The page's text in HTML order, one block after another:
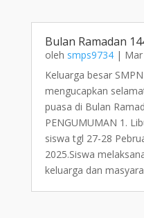
Bulan Ramadan
oleh smps9734|
Keluarga besar
mengucapkan
puasa di Bulan
PENGUMUMAN 1.
siswa tgl 27-28
2025.Siswa
keluarga dan